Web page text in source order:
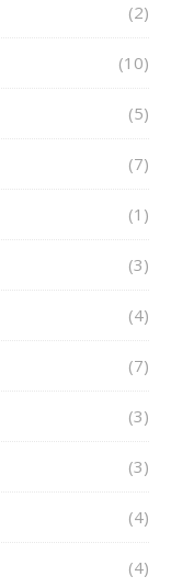
(2)
(10)
(5)
(7)
(1)
(3)
(4)
(7)
(3)
(3)
(4)
(4)